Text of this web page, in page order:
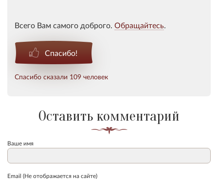
Всего Вам самого доброго. Обращайтесь.
Спасибо!
Спасибо сказали 109 человек
Оставить комментарий
Ваше имя
Email (Не отображается на сайте)